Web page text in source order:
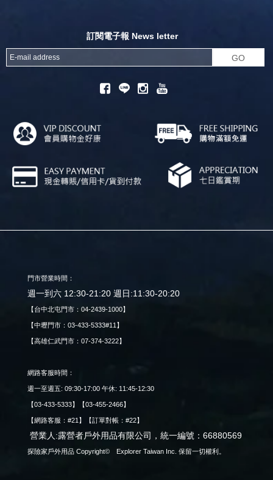
訂閱電子報 News letter
GO
門市營業時間：
週一到六 12:30-21:20 週日:11:30-20:20
【台中北屯門市：04-2439-1000】
【中壢門市：03-433-5333#11】
【高雄仁武門市：07-374-3222】
網路客服時間：
週一至週五: 09:30-17:00 午休: 11:45-12:30
【03-433-5333】【03-455-2466】
【網路客服：#21】【訂單對帳：#22】
營業人:露營者戶外用品有限公司，統一編號：66880569
探險家戶外用品 Copyright© Explorer Taiwan Inc. 保留一切權利。